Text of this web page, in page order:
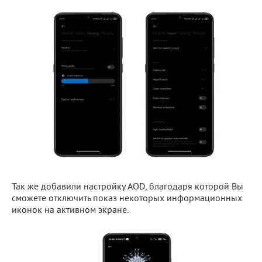
Так же добавили настройку AOD, благодаря которой Вы
сможете отключить показ некоторых информационных
иконок на активном экране.